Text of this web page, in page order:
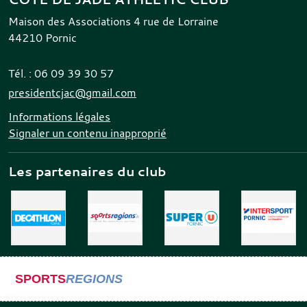
Maison des Associations 4 rue de Lorraine
44210 Pornic
Tél. : 06 09 39 30 57
presidentcjac@gmail.com
Informations légales
Signaler un contenu inapproprié
Les partenaires du club
SPORTSREGIONS